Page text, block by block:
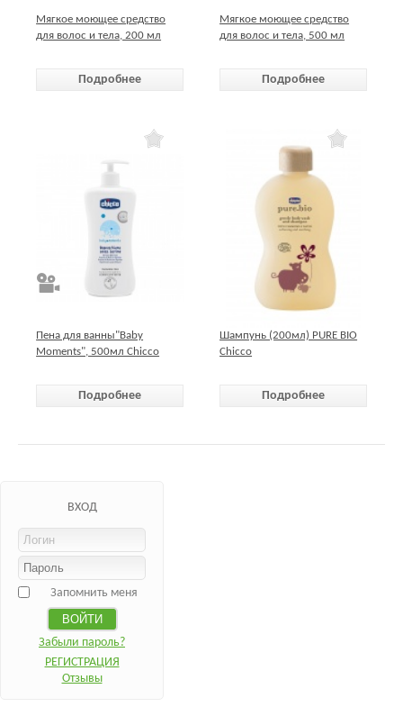
Мягкое моющее средство
для волос и тела, 200 мл
Подробнее
Мягкое моющее средство
для волос и тела, 500 мл
Подробнее
Пена для ванны"Baby
Moments", 500мл Chicco
Подробнее
Шампунь (200мл) PURE BIO
Chicco
Подробнее
ВХОД
Запомнить меня
Забыли пароль?
РЕГИСТРАЦИЯ
Отзывы